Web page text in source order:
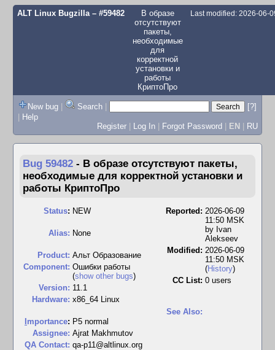
ALT Linux Bugzilla– #59482
В образе
отсутствуют
пакеты,
необходимые
для
корректной
установки и
работы
КриптоПро
Last modified: 2026-06-
New bug | Search |
[?]
| Help
Register | Log In | Forgot Password | EN | RU
Bug 59482 - В образе отсутствуют пакеты,
необходимые для корректной установки и
работы КриптоПро
Status: NEW
Alias: None
Product: Альт Образование
Component: Ошибки работы
(show other bugs)
Version: 11.1
Hardware: x86_64 Linux
mportance: P5 normal
Assignee: Ajrat Makhmutov
QA Contact: qa-p11@altlinux.org
Reported: 2026-06-09
11:50 MSK
by Ivan
Alekseev
Modified: 2026-06-09
11:50 MSK
(History)
CC List: 0 users
See Also: